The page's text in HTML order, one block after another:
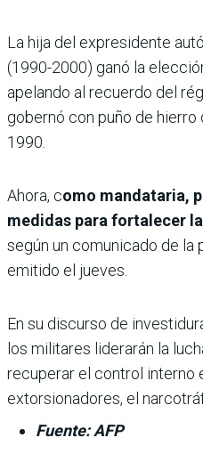
La hija del expresidente
(1990-2000) ganó la
apelando al recuerdo del
gobernó con puño de
1990.
Ahora, como mandataria,
medidas para fortalecer
según un comunicado de la
emitido el jueves.
En su discurso de
los militares liderarán la
recuperar el control interno
extorsionadores, el
Fuente: AFP